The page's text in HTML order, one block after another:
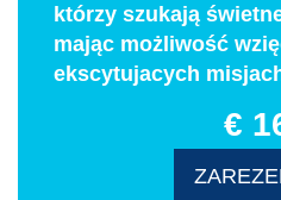
którzy szukają
mając możliwość
ekscytujacych
€